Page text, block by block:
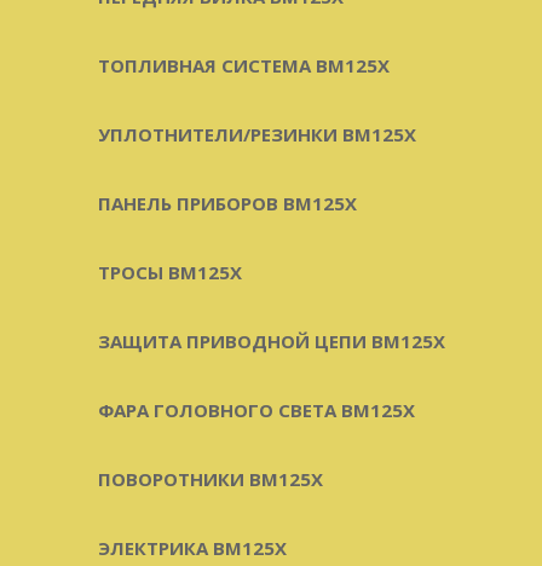
ТОПЛИВНАЯ СИСТЕМА BM125X
УПЛОТНИТЕЛИ/РЕЗИНКИ BM125X
ПАНЕЛЬ ПРИБОРОВ BM125X
ТРОСЫ BM125X
ЗАЩИТА ПРИВОДНОЙ ЦЕПИ BM125X
ФАРА ГОЛОВНОГО СВЕТА BM125X
ПОВОРОТНИКИ BM125X
ЭЛЕКТРИКА BM125X